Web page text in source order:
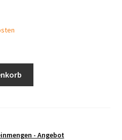
- Angebot